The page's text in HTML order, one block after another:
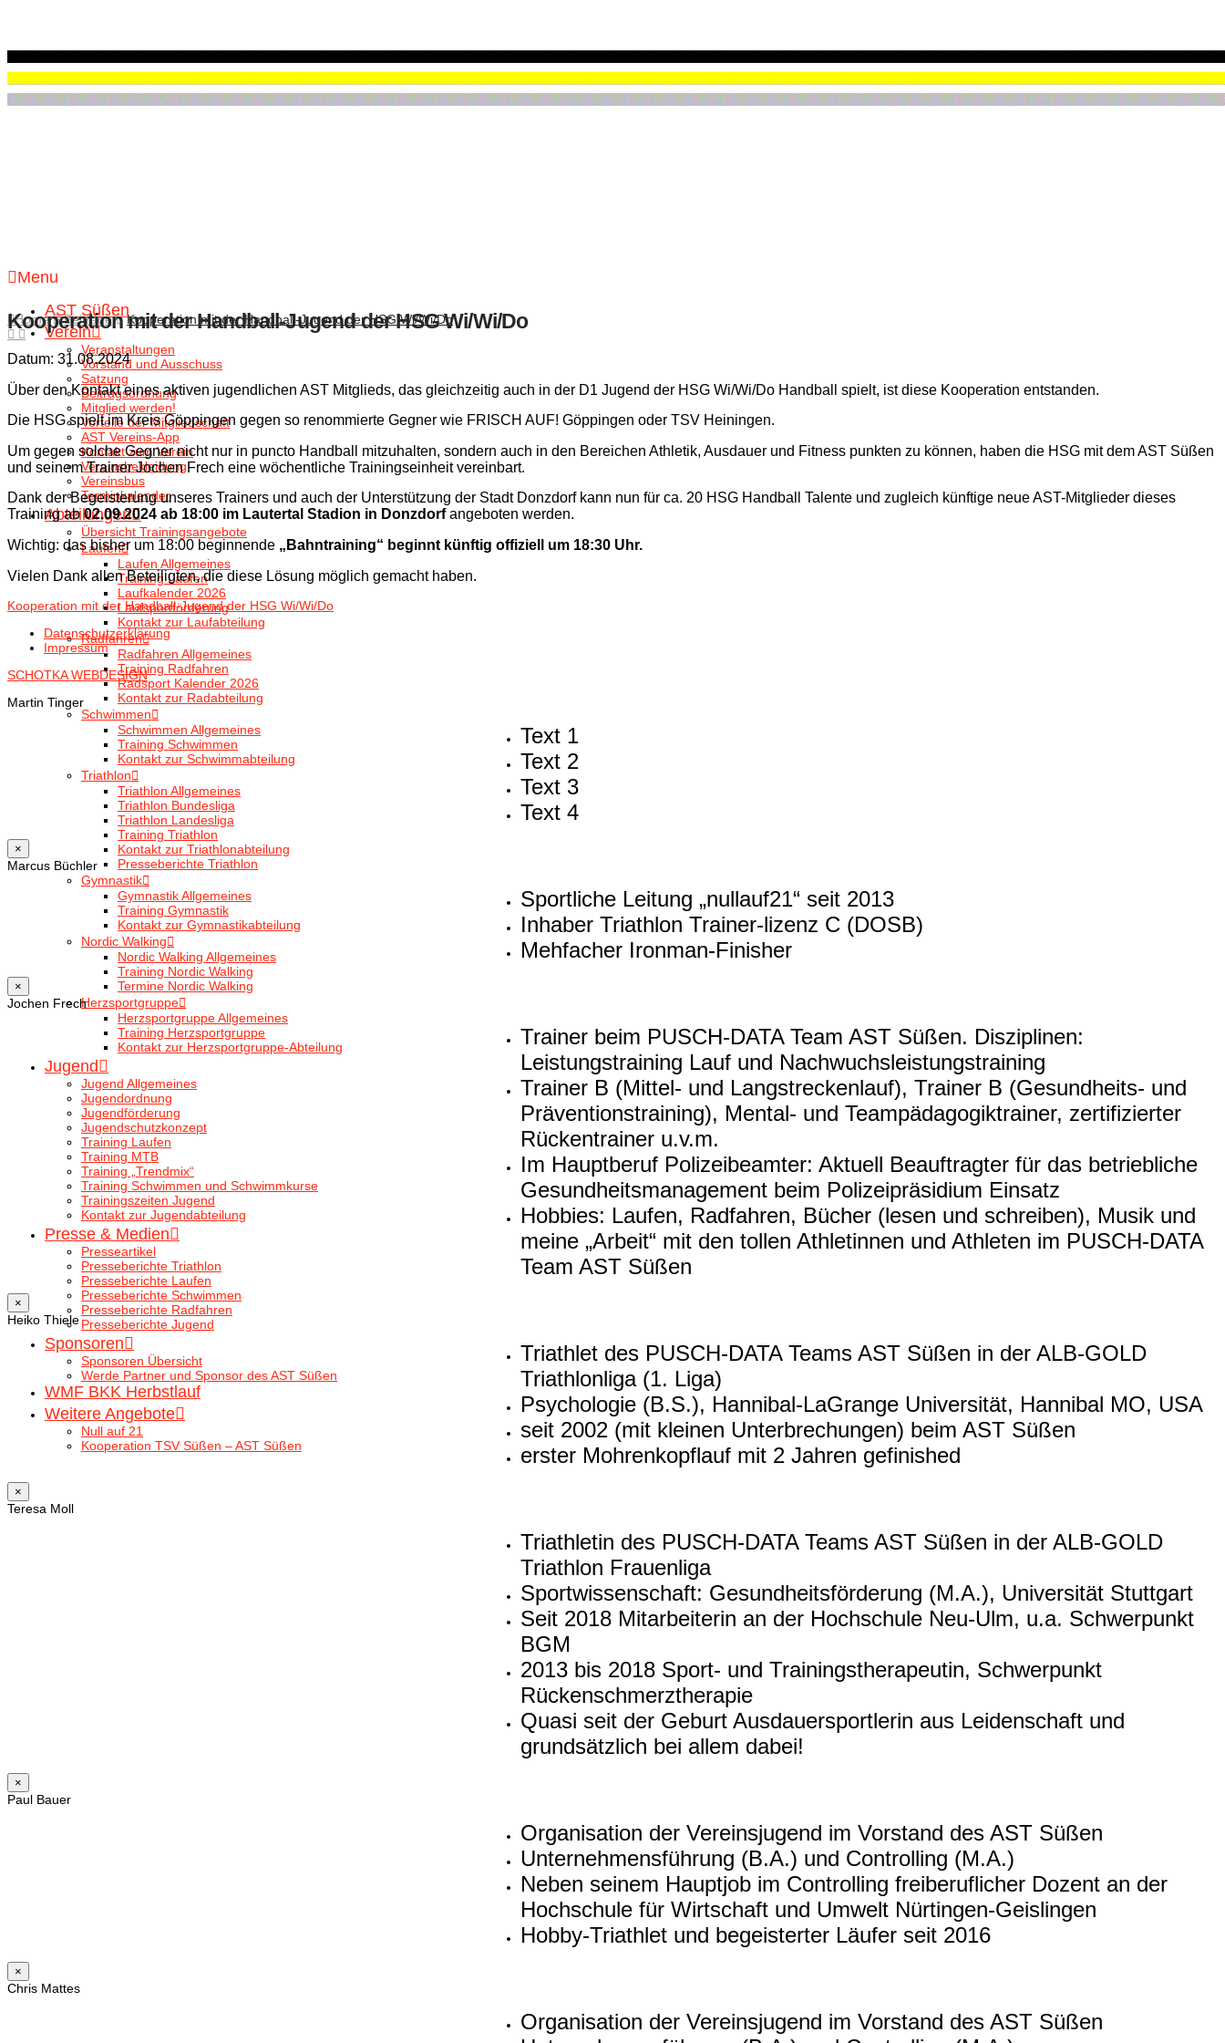
Menu
AST Süßen
Verein
Veranstaltungen
Vorstand und Ausschuss
Satzung
Beitragsordnung
Mitglied werden!
Vorteile der Mitgliedschaft
AST Vereins-App
Kontakt zum Verein
Vereinsbekleidung
Vereinsbus
Terminkalender
Abteilungen
Übersicht Trainingsangebote
Laufen
Laufen Allgemeines
Training Laufen
Laufkalender 2026
Laufsportförderung
Kontakt zur Laufabteilung
Radfahren
Radfahren Allgemeines
Training Radfahren
Radsport Kalender 2026
Kontakt zur Radabteilung
Schwimmen
Schwimmen Allgemeines
Training Schwimmen
Kontakt zur Schwimmabteilung
Triathlon
Triathlon Allgemeines
Triathlon Bundesliga
Triathlon Landesliga
Training Triathlon
Kontakt zur Triathlonabteilung
Presseberichte Triathlon
Gymnastik
Gymnastik Allgemeines
Training Gymnastik
Kontakt zur Gymnastikabteilung
Nordic Walking
Nordic Walking Allgemeines
Training Nordic Walking
Termine Nordic Walking
Herzsportgruppe
Herzsportgruppe Allgemeines
Training Herzsportgruppe
Kontakt zur Herzsportgruppe-Abteilung
Jugend
Jugend Allgemeines
Jugendordnung
Jugendförderung
Jugendschutzkonzept
Training Laufen
Training MTB
Training „Trendmix“
Training Schwimmen und Schwimmkurse
Trainingszeiten Jugend
Kontakt zur Jugendabteilung
Presse & Medien
Presseartikel
Presseberichte Triathlon
Presseberichte Laufen
Presseberichte Schwimmen
Presseberichte Radfahren
Presseberichte Jugend
Sponsoren
Sponsoren Übersicht
Werde Partner und Sponsor des AST Süßen
WMF BKK Herbstlauf
Weitere Angebote
Null auf 21
Kooperation TSV Süßen – AST Süßen
Home Beiträge Kooperation mit der Handball-Jugend der HSG Wi/Wi/Do
Kooperation mit der Handball-Jugend der HSG Wi/Wi/Do
Datum: 31.08.2024
Über den Kontakt eines aktiven jugendlichen AST Mitglieds, das gleichzeitig auch in der D1 Jugend der HSG Wi/Wi/Do Handball spielt, ist diese Kooperation entstanden.
Die HSG spielt im Kreis Göppingen gegen so renommierte Gegner wie FRISCH AUF! Göppingen oder TSV Heiningen.
Um gegen solche Gegner nicht nur in puncto Handball mitzuhalten, sondern auch in den Bereichen Athletik, Ausdauer und Fitness punkten zu können, haben die HSG mit dem AST Süßen
und seinem Trainer Jochen Frech eine wöchentliche Trainingseinheit vereinbart.
Dank der Begeisterung unseres Trainers und auch der Unterstützung der Stadt Donzdorf kann nun für ca. 20 HSG Handball Talente und zugleich künftige neue AST-Mitglieder dieses
Training ab02.09.2024 ab 18:00 im Lautertal Stadion in Donzdorfangeboten werden.
Wichtig: das bisher um 18:00 beginnende „Bahntraining“ beginnt künftig offiziell um 18:30 Uhr.
Vielen Dank allen Beteiligten, die diese Lösung möglich gemacht haben.
Kooperation mit der Handball-Jugend der HSG Wi/Wi/Do
Datenschutzerklärung
Impressum
SCHOTKA WEBDESIGN
Martin Tinger
Text 1
Text 2
Text 3
Text 4
×
Marcus Büchler
Sportliche Leitung „nullauf21“ seit 2013
Inhaber Triathlon Trainer-lizenz C (DOSB)
Mehfacher Ironman-Finisher
×
Jochen Frech
Trainer beim PUSCH-DATA Team AST Süßen. Disziplinen:
Leistungstraining Lauf und Nachwuchsleistungstraining
Trainer B (Mittel- und Langstreckenlauf), Trainer B (Gesundheits- und
Präventionstraining), Mental- und Teampädagogiktrainer, zertifizierter
Rückentrainer u.v.m.
Im Hauptberuf Polizeibeamter: Aktuell Beauftragter für das betriebliche
Gesundheitsmanagement beim Polizeipräsidium Einsatz
Hobbies: Laufen, Radfahren, Bücher (lesen und schreiben), Musik und
meine „Arbeit“ mit den tollen Athletinnen und Athleten im PUSCH-DATA
Team AST Süßen
×
Heiko Thiele
Triathlet des PUSCH-DATA Teams AST Süßen in der ALB-GOLD
Triathlonliga (1. Liga)
Psychologie (B.S.), Hannibal-LaGrange Universität, Hannibal MO, USA
seit 2002 (mit kleinen Unterbrechungen) beim AST Süßen
erster Mohrenkopflauf mit 2 Jahren gefinished
×
Teresa Moll
Triathletin des PUSCH-DATA Teams AST Süßen in der ALB-GOLD
Triathlon Frauenliga
Sportwissenschaft: Gesundheitsförderung (M.A.), Universität Stuttgart
Seit 2018 Mitarbeiterin an der Hochschule Neu-Ulm, u.a. Schwerpunkt
BGM
2013 bis 2018 Sport- und Trainingstherapeutin, Schwerpunkt
Rückenschmerztherapie
Quasi seit der Geburt Ausdauersportlerin aus Leidenschaft und
grundsätzlich bei allem dabei!
×
Paul Bauer
Organisation der Vereinsjugend im Vorstand des AST Süßen
Unternehmensführung (B.A.) und Controlling (M.A.)
Neben seinem Hauptjob im Controlling freiberuflicher Dozent an der
Hochschule für Wirtschaft und Umwelt Nürtingen-Geislingen
Hobby-Triathlet und begeisterter Läufer seit 2016
×
Chris Mattes
Organisation der Vereinsjugend im Vorstand des AST Süßen